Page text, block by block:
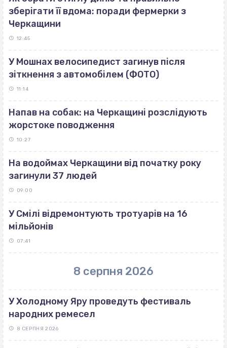
зберігати її вдома: поради фермерки з
Черкащини
12:45
У Мошнах велосипедист загинув після
зіткнення з автомобілем (ФОТО)
11:14
Напав на собак: на Черкащині розслідують
жорстоке поводження
10:27
На водоймах Черкащини від початку року
загинули 37 людей
09:00
У Смілі відремонтують тротуарів на 16
мільйонів
07:41
8 серпня 2026
У Холодному Яру проведуть фестиваль
народних ремесел
8 СЕРПНЯ 2026